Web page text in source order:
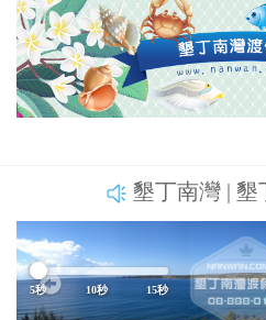
墾丁南灣 | 墾
5秒 10秒 15秒
Previous